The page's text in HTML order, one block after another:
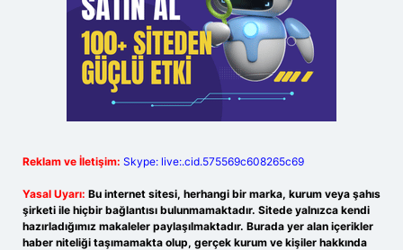
Reklam ve İletişim: Skype: live:.cid.575569c608265c69
Yasal Uyarı: Bu internet sitesi, herhangi bir marka, kurum veya şahıs
şirketi ile hiçbir bağlantısı bulunmamaktadır. Sitede yalnızca kendi
hazırladığımız makaleler paylaşılmaktadır. Burada yer alan içerikler
haber niteliği taşımamakta olup, gerçek kurum ve kişiler hakkında